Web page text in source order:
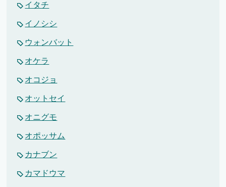
イタチ
イノシシ
ウォンバット
オケラ
オコジョ
オットセイ
オニグモ
オポッサム
カナブン
カマドウマ